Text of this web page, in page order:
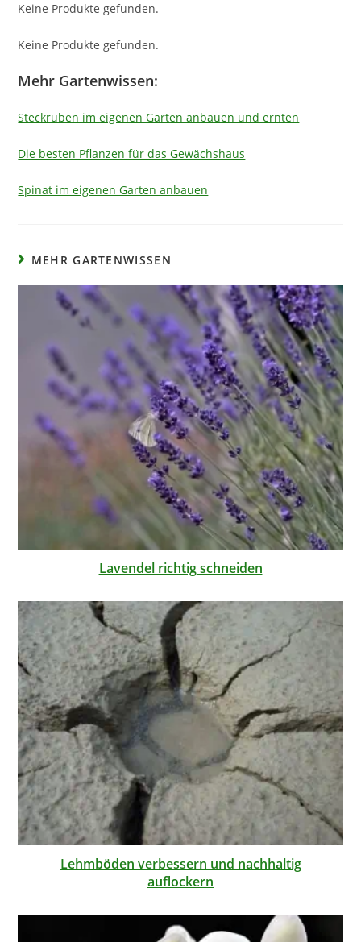
Keine Produkte gefunden.
Keine Produkte gefunden.
Mehr Gartenwissen:
Steckrüben im eigenen Garten anbauen und ernten
Die besten Pflanzen für das Gewächshaus
Spinat im eigenen Garten anbauen
MEHR GARTENWISSEN
Lavendel richtig schneiden
Lehmböden verbessern und nachhaltig
auflockern